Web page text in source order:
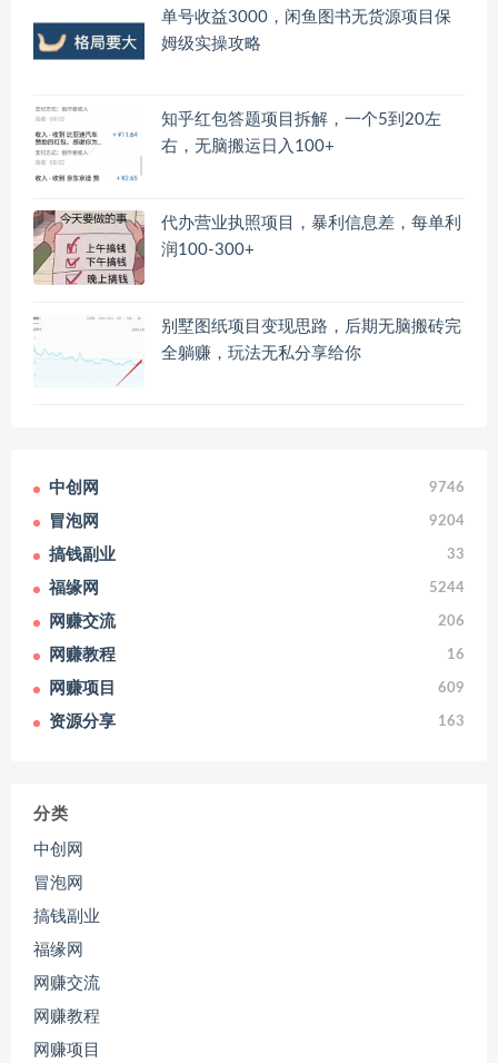
单号收益3000，闲鱼图书无货源项目保
姆级实操攻略
知乎红包答题项目拆解，一个5到20左
右，无脑搬运日入100+
代办营业执照项目，暴利信息差，每单利
润100-300+
别墅图纸项目变现思路，后期无脑搬砖完
全躺赚，玩法无私分享给你
中创网 9746
冒泡网 9204
搞钱副业 33
福缘网 5244
网赚交流 206
网赚教程 16
网赚项目 609
资源分享 163
分类
中创网
冒泡网
搞钱副业
福缘网
网赚交流
网赚教程
网赚项目